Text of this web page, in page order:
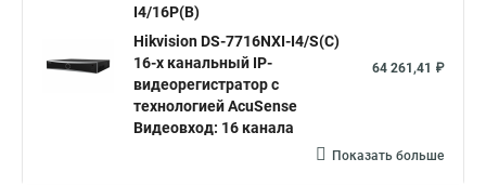
I4/16P(B)
Hikvision DS-7716NXI-I4/S(C)
16-х канальный IP-
видеорегистратор с
технологией AcuSense
Видеовход: 16 канала
64 261,41 ₽
Показать больше